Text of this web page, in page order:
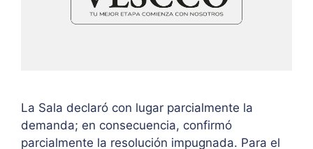
La Sala declaró con lugar parcialmente la
demanda; en consecuencia, confirmó
parcialmente la resolución impugnada. Para el